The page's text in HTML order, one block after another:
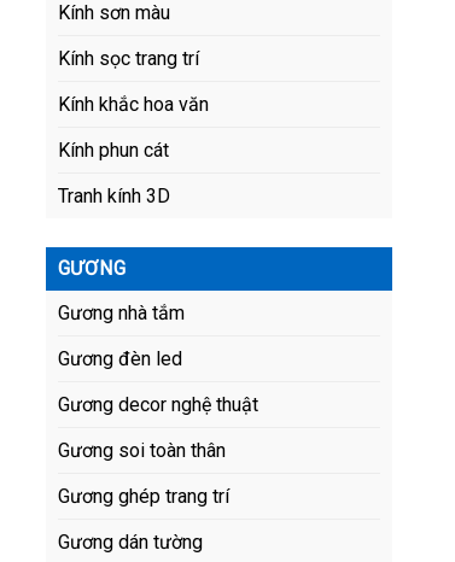
Kính sơn màu
Kính sọc trang trí
Kính khắc hoa văn
Kính phun cát
Tranh kính 3D
GƯƠNG
Gương nhà tắm
Gương đèn led
Gương decor nghệ thuật
Gương soi toàn thân
Gương ghép trang trí
Gương dán tường